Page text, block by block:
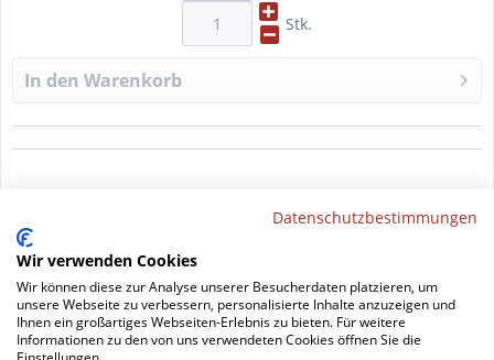
Stk.
In den Warenkorb
Beschreibung
Kunststoffeinsatz für QuickClick Stuhlstopfen
Unsere Stühle – samt Gleiter – werden täglich...
mehr
Datenschutzbestimmungen
Wir verwenden Cookies
Wir können diese zur Analyse unserer Besucherdaten platzieren, um
unsere Webseite zu verbessern, personalisierte Inhalte anzuzeigen und
Ihnen ein großartiges Webseiten-Erlebnis zu bieten. Für weitere
Informationen zu den von uns verwendeten Cookies öffnen Sie die